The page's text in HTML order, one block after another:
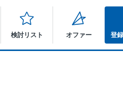
検討リスト オファー 登